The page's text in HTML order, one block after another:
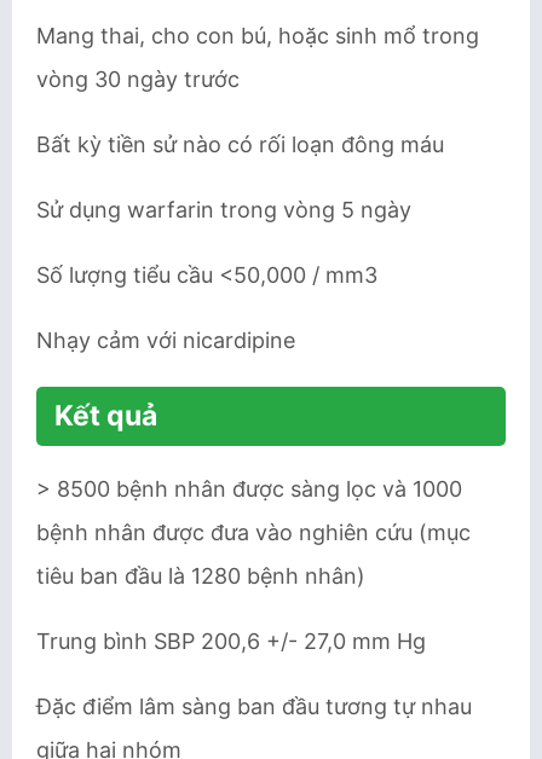
Mang thai, cho con bú, hoặc sinh mổ trong
vòng 30 ngày trước
Bất kỳ tiền sử nào có rối loạn đông máu
Sử dụng warfarin trong vòng 5 ngày
Số lượng tiểu cầu <50,000 / mm3
Nhạy cảm với nicardipine
Kết quả
> 8500 bệnh nhân được sàng lọc và 1000
bệnh nhân được đưa vào nghiên cứu (mục
tiêu ban đầu là 1280 bệnh nhân)
Trung bình SBP 200,6 +/- 27,0 mm Hg
Đặc điểm lâm sàng ban đầu tương tự nhau
giữa hai nhóm